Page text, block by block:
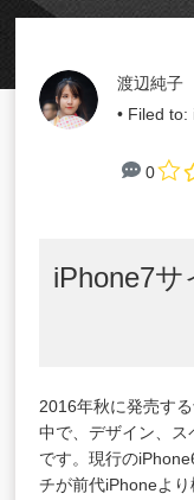
渡辺純子
• Filed to:
0
iPhone7
2016年秋に発売す
中で、デザイン、
です。現行の
チが前代iPhoneよ